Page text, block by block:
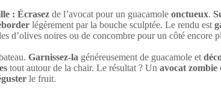
: Écrasez de l’avocat pour un guacamole onctueux.
légèrement par la bouche sculptée. Le rendu est
d’olives noires ou de concombre pour un côté encore
Garnissez-la généreusement de guacamole et
tout autour de la chair. Le résultat ? Un avocat zombie
le fruit.